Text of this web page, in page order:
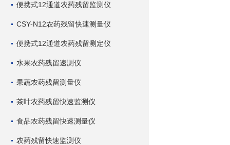
便携式12通道农药残留监测仪
CSY-N12农药残留快速测量仪
便携式12通道农药残留测定仪
水果农药残留速测仪
果蔬农药残留测量仪
茶叶农药残留快速监测仪
食品农药残留快速测量仪
农药残留快速监测仪